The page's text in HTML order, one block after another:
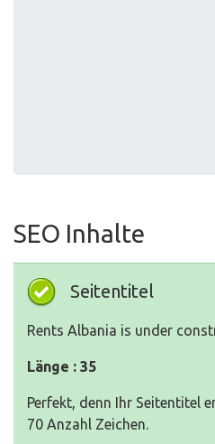
SEO Inhalte
Seitentitel
Rents Albania is under
Länge : 35
Perfekt, denn Ihr Seitentitel
70 Anzahl Zeichen.